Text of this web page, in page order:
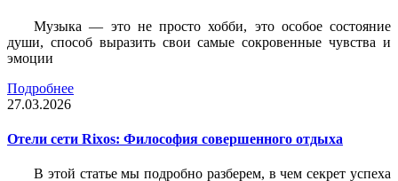
Музыка — это не просто хобби, это особое состояние
души, способ выразить свои самые сокровенные чувства и
эмоции
Подробнее
27.03.2026
Отели сети Rixos: Философия совершенного отдыха
В этой статье мы подробно разберем, в чем секрет успеха